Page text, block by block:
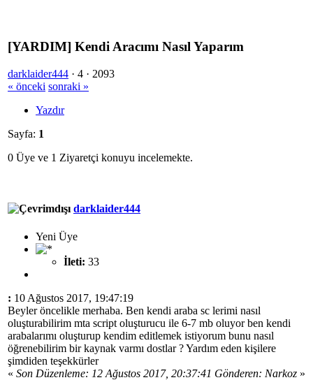
[YARDIM] Kendi Aracımı Nasıl Yaparım
darklaider444 · 4 · 2093
« önceki sonraki »
Yazdır
Sayfa: 1
0 Üye ve 1 Ziyaretçi konuyu incelemekte.
darklaider444
Yeni Üye
İleti: 33
: 10 Ağustos 2017, 19:47:19
Beyler öncelikle merhaba. Ben kendi araba sc lerimi nasıl
oluşturabilirim mta script oluşturucu ile 6-7 mb oluyor ben kendi
arabalarımı oluşturup kendim editlemek istiyorum bunu nasıl
öğrenebilirim bir kaynak varmı dostlar ? Yardım eden kişilere
şimdiden teşekkürler
« Son Düzenleme: 12 Ağustos 2017, 20:37:41 Gönderen: Narkoz »